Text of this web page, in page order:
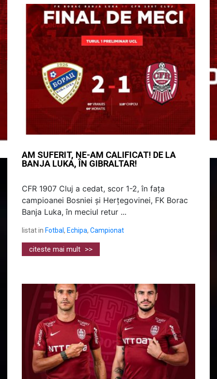
AM SUFERIT, NE-AM CALIFICAT! DE LA
BANJA LUKA, ÎN GIBRALTAR!
CFR 1907 Cluj a cedat, scor 1-2, în fața
campioanei Bosniei și Herțegovinei, FK Borac
Banja Luka, în meciul retur ...
listat in Fotbal , Echipa, Campionat
citeste mai mult >>